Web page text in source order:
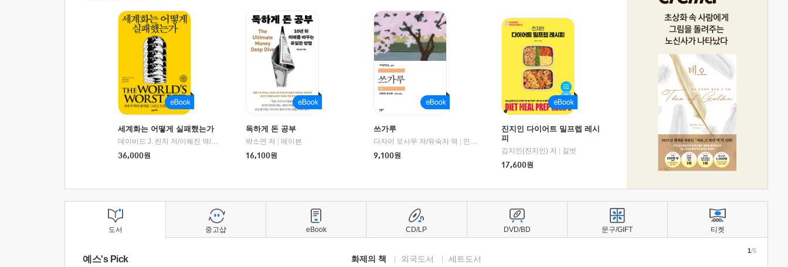
세계화는 어떻게 실패했는가
데이비드 J. 린치 저/이혜진 역/최준영 감수 | 21세기북스
36,000원
독하게 돈 공부
박소연 저
메이븐
16,100원
쓰가루
다자이 오사무 저/유숙자 역
민음사
9,100원
진지인 다이어트 밀프렙 레시
피
김지인(진지인) 저
길벗
17,600원
도서
예스's Pick 화제의 책 외국도서 세트도서
1/5
중고샵 eBook CD/LP DVD/BD 문구/GIFT 티켓